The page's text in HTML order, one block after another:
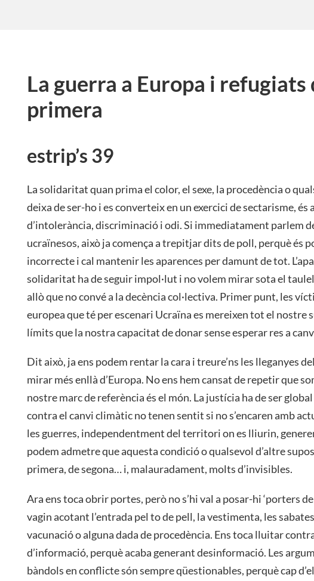
La guerra a Europa i refugiats
primera
estrip’s 39
La solidaritat quan prima el color, el sexe, la procedència o
deixa de ser-ho i es converteix en un exercici de sectarisme, és
d’intolerància, discriminació i odi. Si immediatament parlem
ucraïnesos, això ja comença a trepitjar dits de poll, perquè és
incorrecte i cal mantenir les aparences per damunt de tot.
solidaritat ha de seguir impol·lut i no volem mirar sota el
allò que no convé a la decència col·lectiva. Primer punt, les
europea que té per escenari Ucraïna es mereixen tot el nostre
límits que la nostra capacitat de donar sense esperar res a
Dit això, ja ens podem rentar la cara i treure’ns les lleganyes
mirar més enllà d’Europa. No ens hem cansat de repetir que
nostre marc de referència és el món. La justícia ha de ser
contra el canvi climàtic no tenen sentit si no s’encaren amb
les guerres, independentment del territori on es lliurin,
podem admetre que aquesta condició o qualsevol d’altre
primera, de segona… i, malauradament, molts d’invisibles.
Ara ens toca obrir portes, però no s’hi val a posar-hi ‘porters
vagin acotant l’entrada pel to de pell, la vestimenta, les
vacunació o alguna dada de procedència. Ens toca lluitar contra
d’informació, perquè acaba generant desinformació. Les
bàndols en conflicte són sempre qüestionables, perquè cap